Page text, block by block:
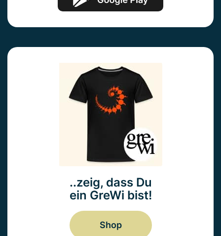
..zeig, dass Du
ein GreWi bist!
Shop